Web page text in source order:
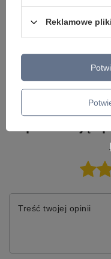
dopasowaną do Ciebie..
Model znajdziesz w
Treść twojej opinii
Reklamowe